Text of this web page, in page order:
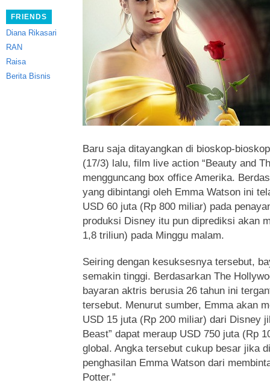
FRIENDS
Diana Rikasari
RAN
Raisa
Berita Bisnis
Baru saja ditayangkan di bioskop-
(17/3) lalu, film live action “Beauty and
mengguncang box office Amerika.
yang dibintangi oleh Emma Watson ini
USD 60 juta (Rp 800 miliar) pada
produksi Disney itu pun diprediksi akan
1,8 triliun) pada Minggu malam.
Seiring dengan kesuksesnya tersebut,
semakin tinggi. Berdasarkan The
bayaran aktris berusia 26 tahun ini
tersebut. Menurut sumber, Emma akan
USD 15 juta (Rp 200 miliar) dari Disney
Beast” dapat meraup USD 750 juta (Rp
global. Angka tersebut cukup besar jika
penghasilan Emma Watson dari
Potter.”